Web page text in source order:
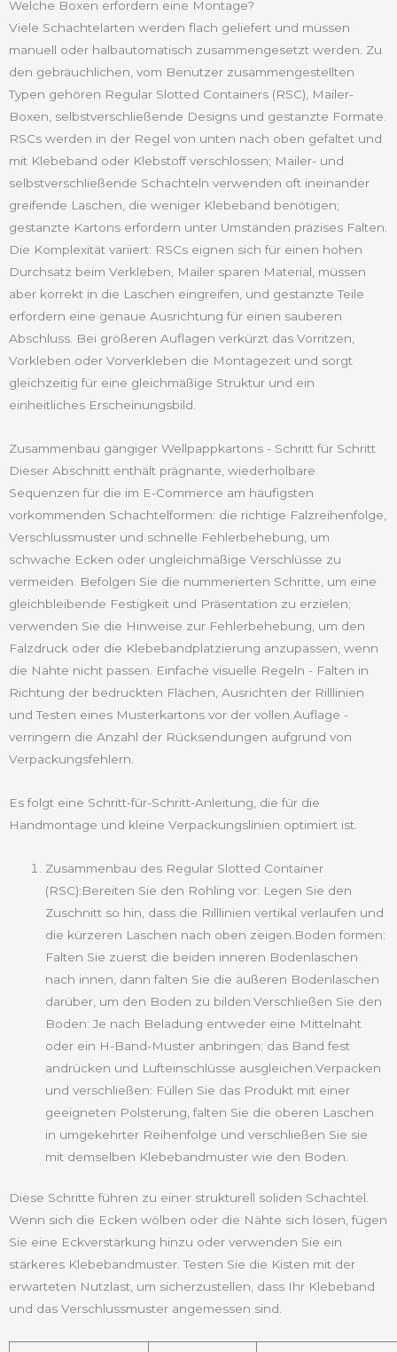
Welche Boxen erfordern eine Montage?
Viele Schachtelarten werden flach geliefert und müssen
manuell oder halbautomatisch zusammengesetzt werden. Zu
den gebräuchlichen, vom Benutzer zusammengestellten
Typen gehören Regular Slotted Containers (RSC), Mailer-
Boxen, selbstverschließende Designs und gestanzte Formate.
RSCs werden in der Regel von unten nach oben gefaltet und
mit Klebeband oder Klebstoff verschlossen; Mailer- und
selbstverschließende Schachteln verwenden oft ineinander
greifende Laschen, die weniger Klebeband benötigen;
gestanzte Kartons erfordern unter Umständen präzises Falten.
Die Komplexität variiert: RSCs eignen sich für einen hohen
Durchsatz beim Verkleben, Mailer sparen Material, müssen
aber korrekt in die Laschen eingreifen, und gestanzte Teile
erfordern eine genaue Ausrichtung für einen sauberen
Abschluss. Bei größeren Auflagen verkürzt das Vorritzen,
Vorkleben oder Vorverkleben die Montagezeit und sorgt
gleichzeitig für eine gleichmäßige Struktur und ein
einheitliches Erscheinungsbild.
Zusammenbau gängiger Wellpappkartons - Schritt für Schritt
Dieser Abschnitt enthält prägnante, wiederholbare
Sequenzen für die im E-Commerce am häufigsten
vorkommenden Schachtelformen: die richtige Falzreihenfolge,
Verschlussmuster und schnelle Fehlerbehebung, um
schwache Ecken oder ungleichmäßige Verschlüsse zu
vermeiden. Befolgen Sie die nummerierten Schritte, um eine
gleichbleibende Festigkeit und Präsentation zu erzielen;
verwenden Sie die Hinweise zur Fehlerbehebung, um den
Falzdruck oder die Klebebandplatzierung anzupassen, wenn
die Nähte nicht passen. Einfache visuelle Regeln - Falten in
Richtung der bedruckten Flächen, Ausrichten der Rilllinien
und Testen eines Musterkartons vor der vollen Auflage -
verringern die Anzahl der Rücksendungen aufgrund von
Verpackungsfehlern.
Es folgt eine Schritt-für-Schritt-Anleitung, die für die
Handmontage und kleine Verpackungslinien optimiert ist.
Zusammenbau des Regular Slotted Container
(RSC):Bereiten Sie den Rohling vor: Legen Sie den
Zuschnitt so hin, dass die Rilllinien vertikal verlaufen und
die kürzeren Laschen nach oben zeigen.Boden formen:
Falten Sie zuerst die beiden inneren Bodenlaschen
nach innen, dann falten Sie die äußeren Bodenlaschen
darüber, um den Boden zu bilden.Verschließen Sie den
Boden: Je nach Beladung entweder eine Mittelnaht
oder ein H-Band-Muster anbringen; das Band fest
andrücken und Lufteinschlüsse ausgleichen.Verpacken
und verschließen: Füllen Sie das Produkt mit einer
geeigneten Polsterung, falten Sie die oberen Laschen
in umgekehrter Reihenfolge und verschließen Sie sie
mit demselben Klebebandmuster wie den Boden.
Diese Schritte führen zu einer strukturell soliden Schachtel.
Wenn sich die Ecken wölben oder die Nähte sich lösen, fügen
Sie eine Eckverstärkung hinzu oder verwenden Sie ein
stärkeres Klebebandmuster. Testen Sie die Kisten mit der
erwarteten Nutzlast, um sicherzustellen, dass Ihr Klebeband
und das Verschlussmuster angemessen sind.